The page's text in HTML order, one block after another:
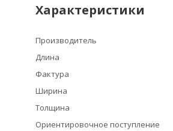
Характеристики
Производитель
Длина
Фактура
Ширина
Толщина
Ориентировочное поступление